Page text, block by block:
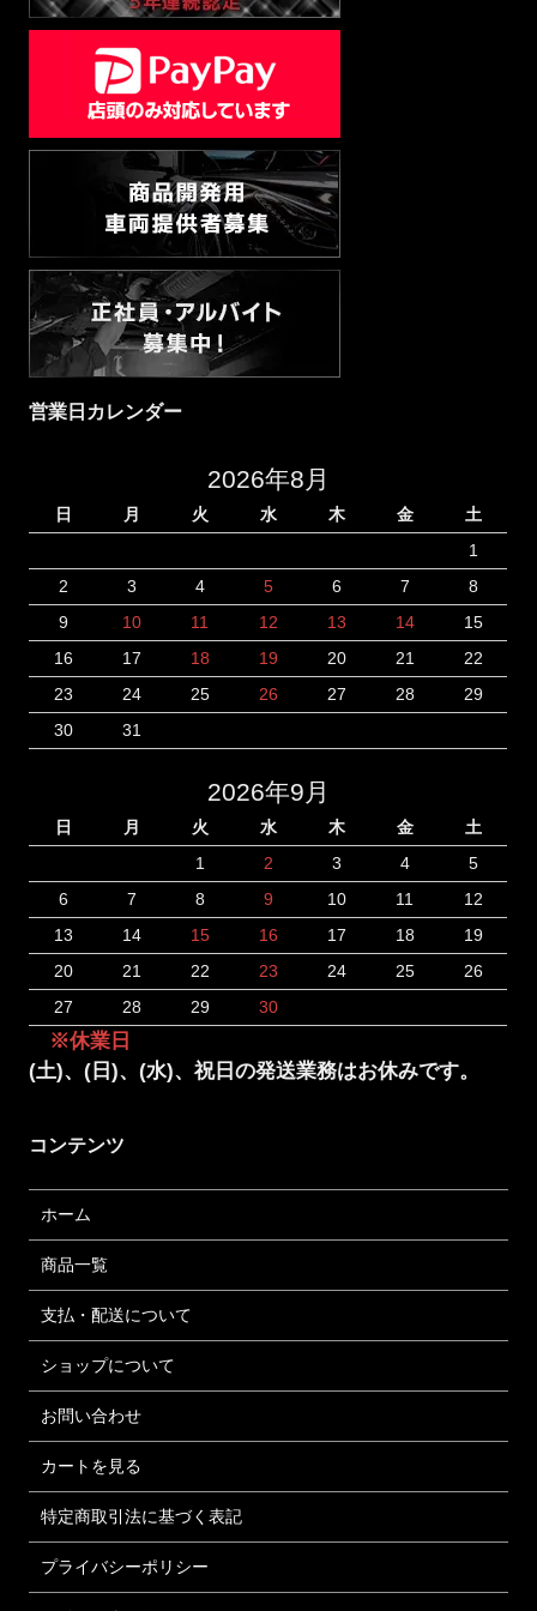
営業日カレンダー
2026年8月
日 月 火 水 木 金
土
1
2
3 4 5 6 7
8
9
10 11 12 13 14
15
16
17 18 19 20 21
22
23
24 25 26 27 28
29
30
31
2026年9月
日 月 火 水 木 金
土
1
2 3 4
5
6
7 8 9 10 11
12
13
14 15 16 17 18
19
20
21 22 23 24 25
26
27
28 29 30
※休業日
(土)、(日)、(水)、祝日の発送業務はお休みです。
コンテンツ
ホーム
商品一覧
支払・配送について
ショップについて
お問い合わせ
カートを見る
特定商取引法に基づく表記
プライバシーポリシー